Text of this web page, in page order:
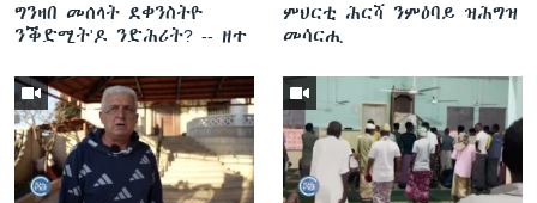
ግንዛበ መሰላት ደቀንስትዮ
ንቕድሚት'ዶ ንድሕሪት? -- ዘተ
ምህርቲ ሕርሻ ንምዕባይ ዝሕግዝ
መሳርሒ